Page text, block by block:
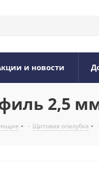
и новости
2,5
- Щитовая опалубка -